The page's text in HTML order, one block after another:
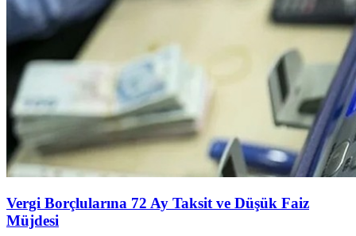
Vergi Borçlularına 72 Ay Taksit ve Düşük Faiz
Müjdesi